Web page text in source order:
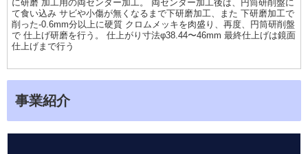
に研磨 加工用の両センター加工。 両センター加工後は、円筒研削盤に
て食い込み サビや小傷が無くなるまで下研磨加工、また 下研磨加工で
削った-0.6mm分以上に硬質 クロムメッキを肉盛り、再度、円筒研削盤
で 仕上げ研磨を行う。 仕上がり寸法φ38.44〜46mm 最終仕上げは鏡面
仕上げまで行う
事業紹介